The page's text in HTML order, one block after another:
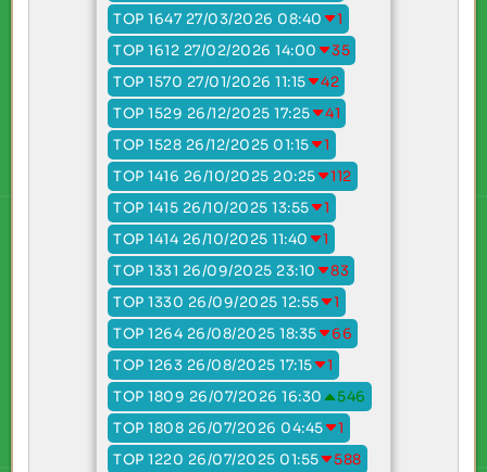
TOP 1647 27/03/2026 08:40
1
TOP 1612 27/02/2026 14:00
35
TOP 1570 27/01/2026 11:15
42
TOP 1529 26/12/2025 17:25
41
TOP 1528 26/12/2025 01:15
1
TOP 1416 26/10/2025 20:25
112
TOP 1415 26/10/2025 13:55
1
TOP 1414 26/10/2025 11:40
1
TOP 1331 26/09/2025 23:10
83
TOP 1330 26/09/2025 12:55
1
TOP 1264 26/08/2025 18:35
66
TOP 1263 26/08/2025 17:15
1
TOP 1809 26/07/2026 16:30
546
TOP 1808 26/07/2026 04:45
1
TOP 1220 26/07/2025 01:55
588